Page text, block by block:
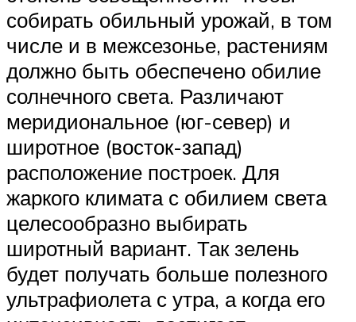
собирать обильный урожай, в том
числе и в межсезонье, растениям
должно быть обеспечено обилие
солнечного света. Различают
меридиональное (юг-север) и
широтное (восток-запад)
расположение построек. Для
жаркого климата с обилием света
целесообразно выбирать
широтный вариант. Так зелень
будет получать больше полезного
ультрафиолета с утра, а когда его